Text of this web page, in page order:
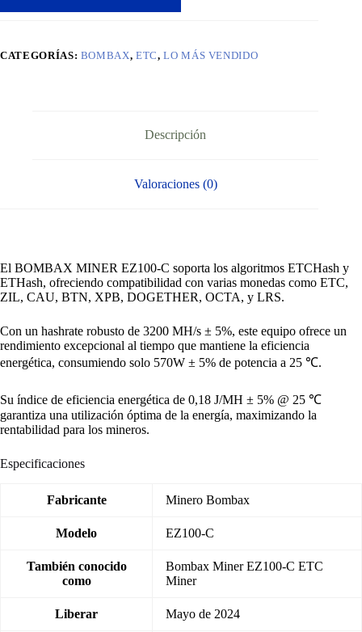
cantidad
CATEGORÍAS: BOMBAX,ETC,LO MÁS VENDIDO
Descripción
Valoraciones (0)
El BOMBAX MINER EZ100-C soporta los algoritmos ETCHash y
ETHash, ofreciendo compatibilidad con varias monedas como ETC,
ZIL, CAU, BTN, XPB, DOGETHER, OCTA, y LRS.
Con un hashrate robusto de 3200 MH/s ± 5%, este equipo ofrece un
rendimiento excepcional al tiempo que mantiene la eficiencia
energética, consumiendo solo 570W ± 5% de potencia a 25 ℃.
Su índice de eficiencia energética de 0,18 J/MH ± 5% @ 25 ℃
garantiza una utilización óptima de la energía, maximizando la
rentabilidad para los mineros.
Especificaciones
Fabricante Minero Bombax
Modelo EZ100-C
También conocido
como
Bombax Miner EZ100-C ETC
Miner
Liberar Mayo de 2024